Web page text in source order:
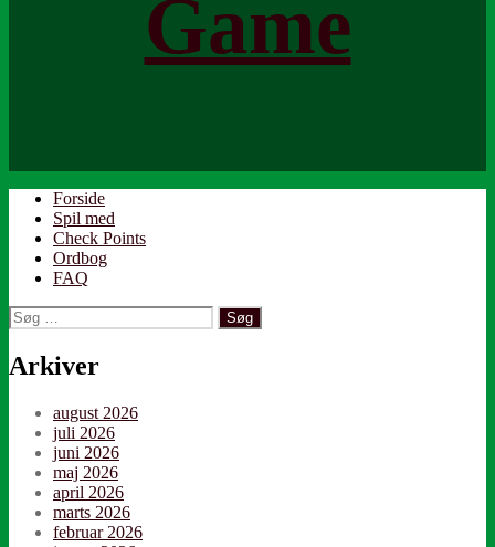
Game
Forside
Spil med
Check Points
Ordbog
FAQ
Søg
efter:
Arkiver
august 2026
juli 2026
juni 2026
maj 2026
april 2026
marts 2026
februar 2026